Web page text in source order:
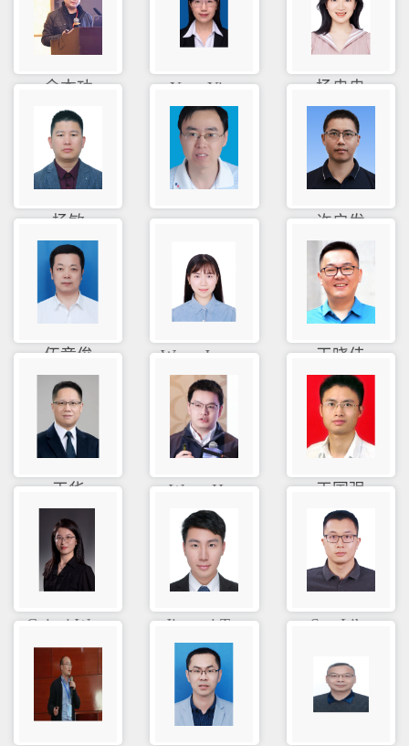
余本功 Yang Ying 杨冉冉
杨敏 yan an 许启发
伍章俊 Wang Joyc... 王晓佳
王华 Wang Hao 王国强
Cuicui Wa... Jianwei T... Sun Libo